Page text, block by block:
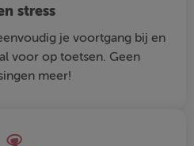
stress
je voortgang bij en
voor op toetsen. Geen
meer!